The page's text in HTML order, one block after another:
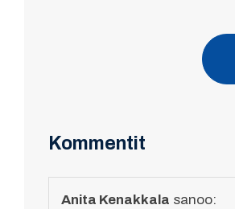
Kommentit
Anita Kenakkala sanoo: